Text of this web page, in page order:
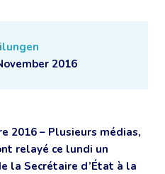
2016
2016 – Plusieurs médias,
relayé ce lundi un
la Secrétaire d’État à la